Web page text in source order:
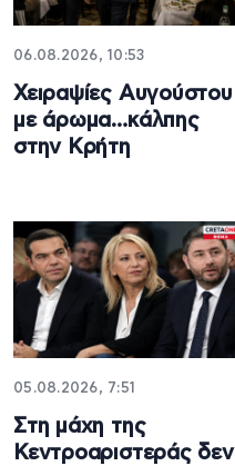
06.08.2026, 10:53
Χειραψίες Αυγούστου
με άρωμα…κάλπης
στην Κρήτη
05.08.2026, 7:51
Στη μάχη της
Κεντροαριστεράς δεν